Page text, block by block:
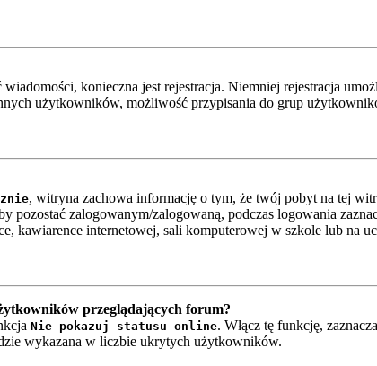
konieczna jest rejestracja. Niemniej rejestracja
użytkowników, możliwość przypisania do grup
, witryna zachowa informację o tym, że twój pobyt na tej
pozostać zalogowanym/zalogowaną, podczas logowania
kawiarence internetowej, sali komputerowej w szkole lub na
przeglądających forum?
Nie pokazuj statusu online. Włącz tę funkcję,
wykazana w liczbie ukrytych użytkowników.